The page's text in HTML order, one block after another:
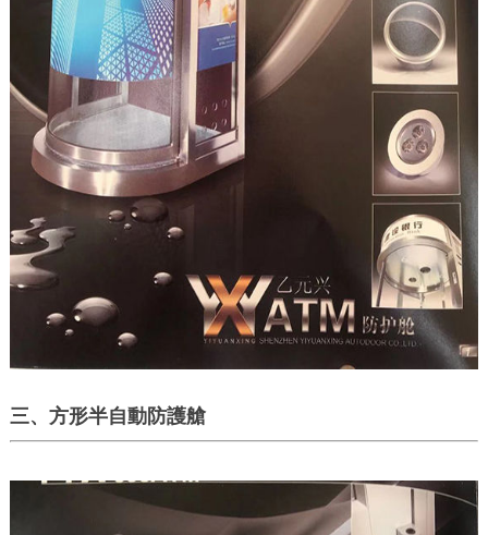
三、方形半自動防護艙